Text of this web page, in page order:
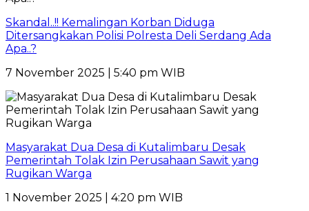
Skandal..!! Kemalingan Korban Diduga
Ditersangkakan Polisi Polresta Deli Serdang Ada
Apa..?
7 November 2025 | 5:40 pm WIB
Masyarakat Dua Desa di Kutalimbaru Desak
Pemerintah Tolak Izin Perusahaan Sawit yang
Rugikan Warga
1 November 2025 | 4:20 pm WIB